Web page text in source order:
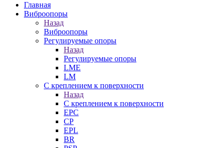
Главная
Виброопоры
Назад
Виброопоры
Регулируемые опоры
Назад
Регулируемые опоры
LME
LM
С креплением к поверхности
Назад
С креплением к поверхности
EPC
CP
EPL
BR